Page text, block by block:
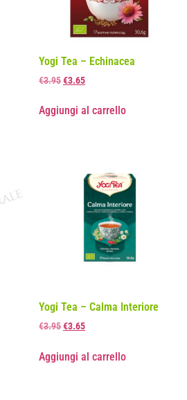
Yogi Tea – Echinacea
€3.95€3.65
Aggiungi al carrello
Yogi Tea – Calma Interiore
€3.95€3.65
Aggiungi al carrello